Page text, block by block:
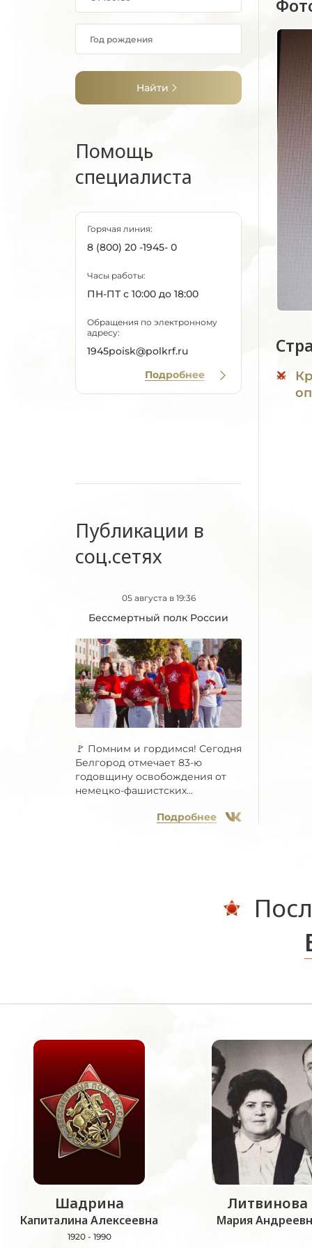
Найти
Помощь
специалиста
Горячая линия:
8 (800) 20 -1945- 0
Часы работы:
ПН-ПТ с 10:00 до 18:00
Обращения по электронному
адресу:
1945poisk@polkrf.ru
Подробнее
Публикации в
соц.сетях
05 августа в 19:36
Бессмертный полк России
🚩 Помним и гордимся! Сегодня
Белгород отмечает 83-ю
годовщину освобождения от
немецко-фашистских...
Подробнее
Шадрина
Капиталина Алексеевна
1920 - 1990
Литвинова
Мария